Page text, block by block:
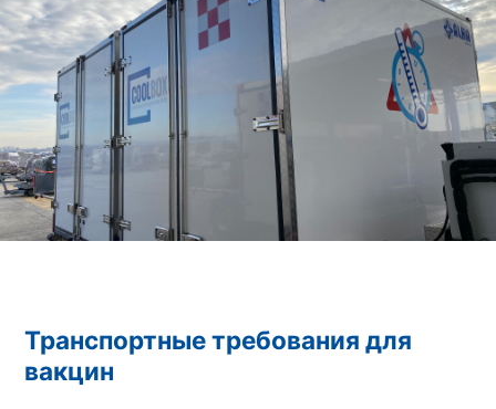
Транспортные требования для
вакцин